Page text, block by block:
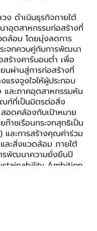
ง ดำเนินธุรกิจภายใต้
อุตสาหกรรมก่อสร้างที่
ล้อม โดยมุ่งลดการ
ะจกควบคู่กับการพัฒนา
ร้างคาร์บอนต่ำ เพื่อ
นผ่านสู่การก่อสร้างที่
รงจูงใจให้ผู้ประกอบ
และภาคอุตสาหกรรมหัน
ฑ์ที่เป็นมิตรต่อสิ่ง
อดคล้องกับเป้าหมาย
าซเรือนกระจกสุทธิเป็น
ละการสร้างคุณค่าร่วม
ะสิ่งแวดล้อม ภายใต้
รพัฒนาความยั่งยืนปี
Ambition